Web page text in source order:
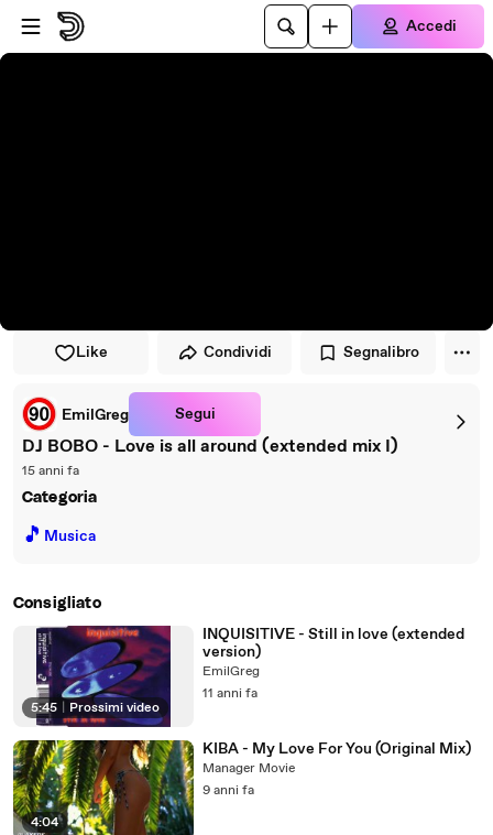
Vai al lettore
Passa al contenuto principale
Accedi
Like Condividi Segnalibro
EmilGreg Segui
DJ BOBO - Love is all around (extended mix I)
15 anni fa
Categoria
🎵 Musica
Consigliato
5:45 Prossimi video
INQUISITIVE - Still in love (extended
version)
EmilGreg
11 anni fa
4:04
KIBA - My Love For You (Original Mix)
Manager Movie
9 anni fa